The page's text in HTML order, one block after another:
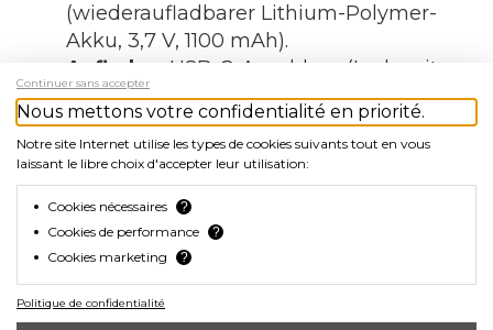
(wiederaufladbarer Lithium-Polymer-
Akku, 3,7 V, 1100 mAh).
Aufladen
: USB-C-Anschluss (Ladezeit
bis zur vollständigen Aufladung: ca. 3
Stunden).
Gewicht: 370 g (Größe M) / Geringe
Abweichungen je nach Größe und
MIPS-Option.
Wasserdichtigkeit
Zertifizierung (beständig gegen
starken Regen).
Belüftung
Continuer sans accepter
Nous mettons votre confidentialité en priorité.
Notre site Internet utilise les types de cookies suivants tout en vous
laissant le libre choix d'accepter leur utilisation:
Cookies nécessaires ?
Cookies de performance ?
Cookies marketing ?
Politique de confidentialité